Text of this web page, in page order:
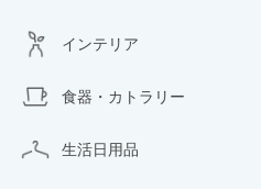
インテリア
食器・カトラリー
生活日用品